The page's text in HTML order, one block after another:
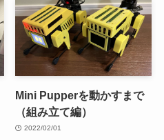
Mini Pupperを動かすまで
（組み立て編）
2022/02/01